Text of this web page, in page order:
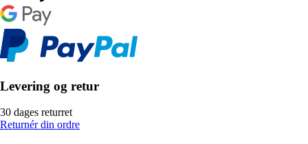
Levering og retur
30 dages returret
Returnér din ordre